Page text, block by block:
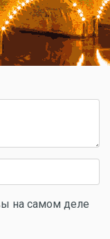
на самом деле